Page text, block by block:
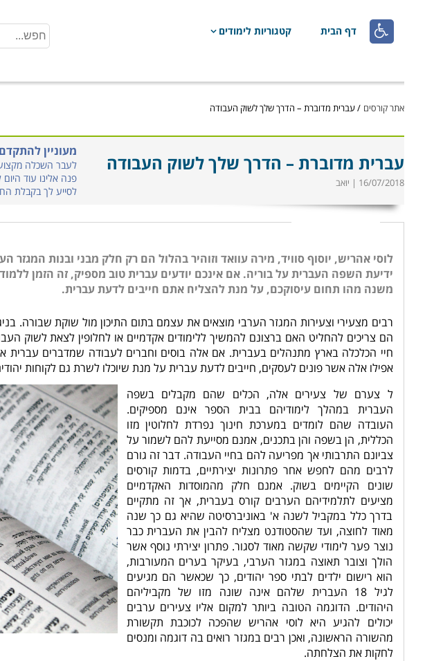
 דף הבית קטגוריות לימודים
אתר קורסים /עברית מדוברת – הדרך שלך לשוק העבודה
עברית מדוברת – הדרך שלך לשוק העבודה
16/07/2018 | יואב
מעוניין
לעבר השכלה
פנה אלינו עוד
לסייע לך בקבלת
לוסי אהריש, יוסוף סוויד, מירה עוואד וזוהיר בהלול הם רק חלק מבני ובנות
ידיעת השפה העברית על בוריה. אם אינכם יודעים עברית טוב מספיק, זה הזמן
משנה מהו תחום עיסוקכם, על מנת להצליח אתם חייבים לדעת עברית.
רבים מצעירי וצעירות המגזר הערבי מוצאים את עצמם בתום התיכון מול שוקת שבורה.
הם צריכים להחליט האם ברצונם להמשיך ללימודים אקדמיים או לחלופין לצאת לשוק
חיי הכלכלה בארץ מתנהלים בעברית. אם אלה בוסים וחברים לעבודה שמדברים עברית
אפילו אלה אשר פונים לעסקים, חייבים לדעת עברית על מנת שיוכלו לשרת גם לקוחות
ל צערם של צעירים אלה, הכלים שהם מקבלים בשפה
העברית במהלך לימודיהם בבית הספר אינם מספיקים.
העובדה שהם לומדים במערכת חינוך נפרדת לחלוטין מזו
הכללית, הן בשפה והן בתכנים, אמנם מסייעת להם לשמור על
צביונם התרבותי אך מפריעה להם בחיי העבודה. דבר זה גורם
לרבים מהם לחפש אחר פתרונות יצירתיים, בדמות קורסים
שונים הקיימים בשוק. אמנם חלק מהמוסדות האקדמיים
מציעים לתלמידיהם הערבים קורס בעברית, אך זה מתקיים
בדרך כלל במקביל לשנה א' באוניברסיטה שהיא גם כך שנה
מאוד לחוצה, ועד שהסטודנט מצליח להבין את העברית כבר
נוצר פער לימודי שקשה מאוד לסגור. פתרון יצירתי נוסף אשר
הולך וצובר תאוצה במגזר הערבי, בעיקר בערים המעורבות,
הוא רישום ילדים לבתי ספר יהודים, כך שכאשר הם מגיעים
לגיל 18 העברית שלהם אינה שונה מזו של מקביליהם
היהודים. הדוגמה הטובה ביותר למקום אליו צעירים ערבים
יכולים להגיע היא לוסי אהריש שהפכה לכוכבת תקשורת
מהשורה הראשונה, ואכן רבים במגזר רואים בה דוגמה ומנסים
לחקות את הצלחתה.